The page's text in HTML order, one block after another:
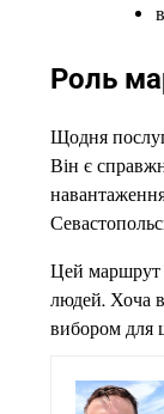
Роль
Щодня
Він є
Цей маршрут
людей. Хоча
вибором для